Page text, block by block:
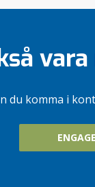
du komma i